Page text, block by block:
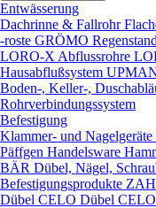
Entwässerung
Dachrinne & Fallrohr
-roste GRÖMO
LORO-X Abflussrohre
Hausabflußsystem
Boden-, Keller-,
Rohrverbindungssystem
Befestigung
Klammer- und Nagelgeräte
Päffgen Handelsware
BÄR Dübel, Nägel,
Befestigungsprodukte
Dübel CELO Dübel CELO